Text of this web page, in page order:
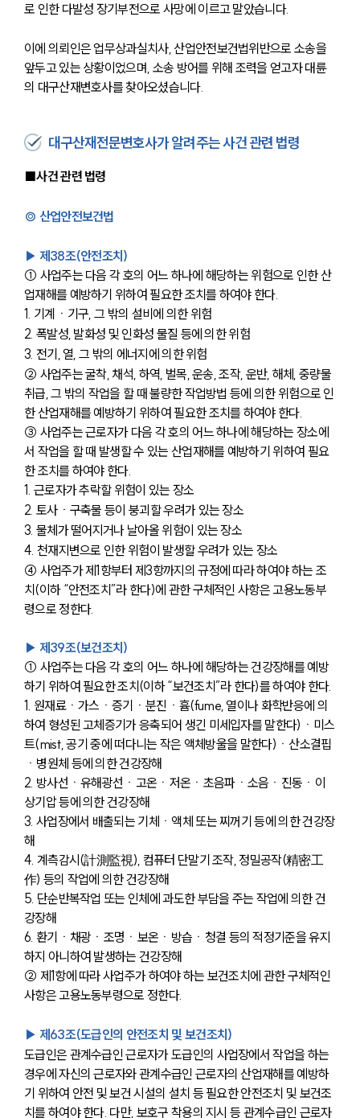
로 인한 다발성 장기부전으로 사망에 이르고 말았습니다.
이에 의뢰인은 업무상과실치사, 산업안전보건법위반으로 소송을
앞두고 있는 상황이었으며, 소송 방어를 위해 조력을 얻고자 대륜
의 대구산재변호사를 찾아오셨습니다.
대구산재전문변호사가 알려주는 사건 관련 법령
■사건 관련 법령
◎ 산업안전보건법
▶ 제38조(안전조치)
① 사업주는 다음 각 호의 어느 하나에 해당하는 위험으로 인한 산
업재해를 예방하기 위하여 필요한 조치를 하여야 한다.
1. 기계ㆍ기구, 그 밖의 설비에 의한 위험
2. 폭발성, 발화성 및 인화성 물질 등에 의한 위험
3. 전기, 열, 그 밖의 에너지에 의한 위험
② 사업주는 굴착, 채석, 하역, 벌목, 운송, 조작, 운반, 해체, 중량물
취급, 그 밖의 작업을 할 때 불량한 작업방법 등에 의한 위험으로 인
한 산업재해를 예방하기 위하여 필요한 조치를 하여야 한다.
③ 사업주는 근로자가 다음 각 호의 어느 하나에 해당하는 장소에
서 작업을 할 때 발생할 수 있는 산업재해를 예방하기 위하여 필요
한 조치를 하여야 한다.
1. 근로자가 추락할 위험이 있는 장소
2. 토사ㆍ구축물 등이 붕괴할 우려가 있는 장소
3. 물체가 떨어지거나 날아올 위험이 있는 장소
4. 천재지변으로 인한 위험이 발생할 우려가 있는 장소
④ 사업주가 제1항부터 제3항까지의 규정에 따라 하여야 하는 조
치(이하 “안전조치”라 한다)에 관한 구체적인 사항은 고용노동부
령으로 정한다.
▶ 제39조(보건조치)
① 사업주는 다음 각 호의 어느 하나에 해당하는 건강장해를 예방
하기 위하여 필요한 조치(이하 “보건조치”라 한다)를 하여야 한다.
1. 원재료ㆍ가스ㆍ증기ㆍ분진ㆍ흄(fume, 열이나 화학반응에 의
하여 형성된 고체증기가 응축되어 생긴 미세입자를 말한다)ㆍ미스
트(mist, 공기 중에 떠다니는 작은 액체방울을 말한다)ㆍ산소결핍
ㆍ병원체 등에 의한 건강장해
2. 방사선ㆍ유해광선ㆍ고온ㆍ저온ㆍ초음파ㆍ소음ㆍ진동ㆍ이
상기압 등에 의한 건강장해
3. 사업장에서 배출되는 기체ㆍ액체 또는 찌꺼기 등에 의한 건강장
해
4. 계측감시(計測監視), 컴퓨터 단말기 조작, 정밀공작(精密工
作) 등의 작업에 의한 건강장해
5. 단순반복작업 또는 인체에 과도한 부담을 주는 작업에 의한 건
강장해
6. 환기ㆍ채광ㆍ조명ㆍ보온ㆍ방습ㆍ청결 등의 적정기준을 유지
하지 아니하여 발생하는 건강장해
② 제1항에 따라 사업주가 하여야 하는 보건조치에 관한 구체적인
사항은 고용노동부령으로 정한다.
▶ 제63조(도급인의 안전조치 및 보건조치)
도급인은 관계수급인 근로자가 도급인의 사업장에서 작업을 하는
경우에 자신의 근로자와 관계수급인 근로자의 산업재해를 예방하
기 위하여 안전 및 보건 시설의 설치 등 필요한 안전조치 및 보건조
치를 하여야 한다. 다만, 보호구 착용의 지시 등 관계수급인 근로자